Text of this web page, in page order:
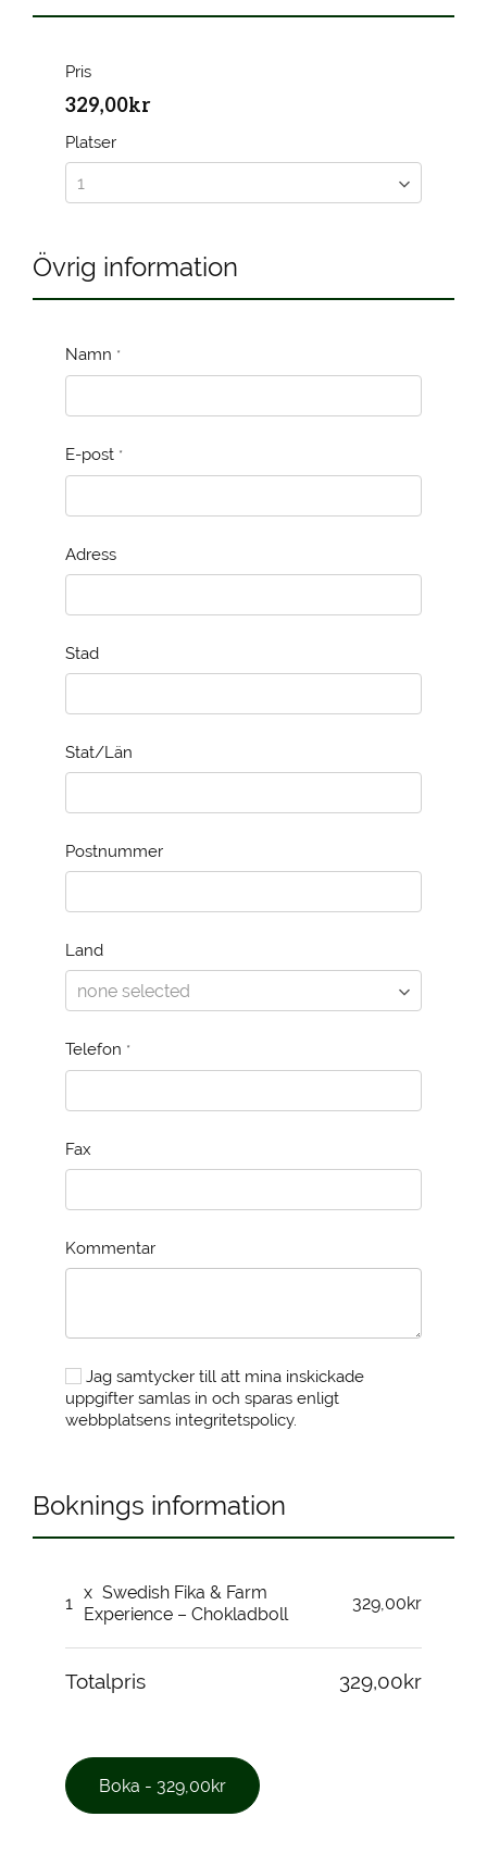
Pris
329,00kr
Platser
Övrig information
Namn *
E-post *
Adress
Stad
Stat/Län
Postnummer
Land
Telefon *
Fax
Kommentar
Jag samtycker till att mina inskickade
uppgifter samlas in och sparas enligt
webbplatsens integritetspolicy.
Boknings information
1
x Swedish Fika & Farm
Experience – Chokladboll
329,00kr
Totalpris 329,00kr